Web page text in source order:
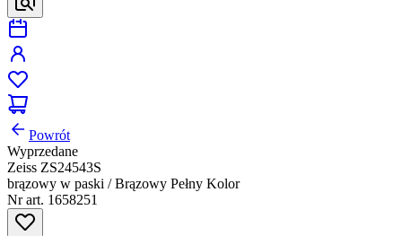
Powrót
Wyprzedane
Zeiss ZS24543S
brązowy w paski / Brązowy Pełny Kolor
Nr art. 1658251